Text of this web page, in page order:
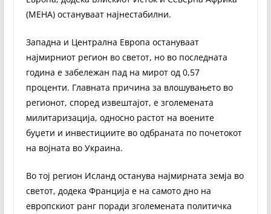
(МЕНА) остануваат најнестабилни.
Западна и Централна Европа остануваат
најмирниот регион во светот, но во последната
година е забележан пад на мирот од 0,57
проценти. Главната причина за влошувањето во
регионот, според извештајот, е зголемената
милитаризација, односно растот на воените
буџети и инвестициите во одбраната по почетокот
на војната во Украина.
Во тој регион Исланд останува најмирната земја во
светот, додека Франција е на самото дно на
европскиот ранг поради зголемената политичка